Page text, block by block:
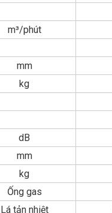
m³/phút
mm
kg
dB
mm
kg
Ống gas
Lá tản nhiệt